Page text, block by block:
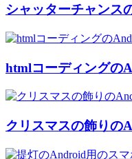
シャッターチャンス
htmlコーディングの
クリスマスの飾りの